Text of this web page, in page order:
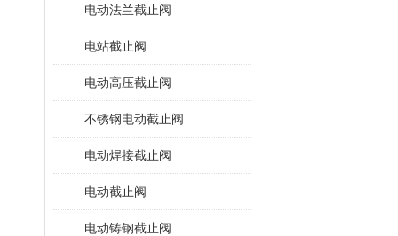
电动法兰截止阀
电站截止阀
电动高压截止阀
不锈钢电动截止阀
电动焊接截止阀
电动截止阀
电动铸钢截止阀